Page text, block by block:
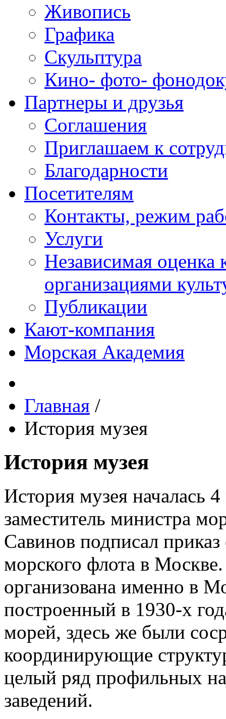
Живопись
Графика
Скульптура
Кино- фото-
Партнеры и друзья
Соглашения
Приглашаем к
Благодарности
Посетителям
Контакты, режим
Услуги
Независимая оценка
организациями
Публикации
Кают-компания
Морская Академия
Главная /
История музея
История музея
История музея началась
заместитель министра
Савинов подписал
морского флота в
организована именно в
построенный в 1930-х
морей, здесь же были
координирующие
целый ряд профильных
заведений.